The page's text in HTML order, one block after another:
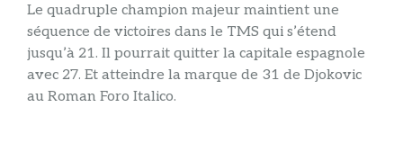
Le quadruple champion majeur maintient une
séquence de victoires dans le TMS qui s’étend
jusqu’à 21. Il pourrait quitter la capitale espagnole
avec 27. Et atteindre la marque de 31 de Djokovic
au Roman Foro Italico.